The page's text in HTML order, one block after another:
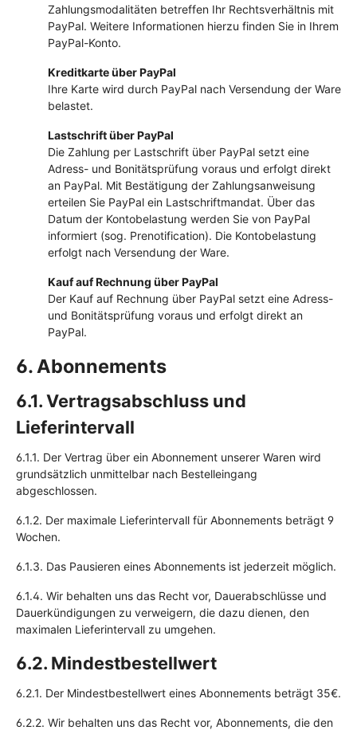
Zahlungsmodalitäten betreffen Ihr Rechtsverhältnis mit
PayPal. Weitere Informationen hierzu finden Sie in Ihrem
PayPal-Konto.
Kreditkarte über PayPal
Ihre Karte wird durch PayPal nach Versendung der Ware
belastet.
Lastschrift über PayPal
Die Zahlung per Lastschrift über PayPal setzt eine
Adress- und Bonitätsprüfung voraus und erfolgt direkt
an PayPal. Mit Bestätigung der Zahlungsanweisung
erteilen Sie PayPal ein Lastschriftmandat. Über das
Datum der Kontobelastung werden Sie von PayPal
informiert (sog. Prenotification). Die Kontobelastung
erfolgt nach Versendung der Ware.
Kauf auf Rechnung über PayPal
Der Kauf auf Rechnung über PayPal setzt eine Adress-
und Bonitätsprüfung voraus und erfolgt direkt an
PayPal.
6. Abonnements
6.1. Vertragsabschluss und
Lieferintervall
6.1.1. Der Vertrag über ein Abonnement unserer Waren wird
grundsätzlich unmittelbar nach Bestelleingang
abgeschlossen.
6.1.2. Der maximale Lieferintervall für Abonnements beträgt 9
Wochen.
6.1.3. Das Pausieren eines Abonnements ist jederzeit möglich.
6.1.4. Wir behalten uns das Recht vor, Dauerabschlüsse und
Dauerkündigungen zu verweigern, die dazu dienen, den
maximalen Lieferintervall zu umgehen.
6.2. Mindestbestellwert
6.2.1. Der Mindestbestellwert eines Abonnements beträgt 35€.
6.2.2. Wir behalten uns das Recht vor, Abonnements, die den